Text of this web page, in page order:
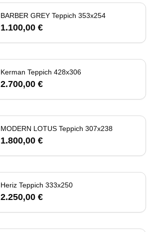
BARBER GREY Teppich 353x254
1.100,00 €
Kerman Teppich 428x306
2.700,00 €
MODERN LOTUS Teppich 307x238
1.800,00 €
Heriz Teppich 333x250
2.250,00 €